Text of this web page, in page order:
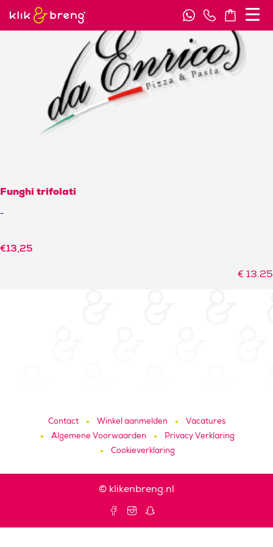
Funghi trifolati
-
€13,25
€ 13.25
Contact Winkel aanmelden
Vacatures
Algemene Voorwaarden
Privacy Verklaring
Cookieverklaring
© klikenbreng.nl